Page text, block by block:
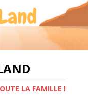
LA FAMILLE !